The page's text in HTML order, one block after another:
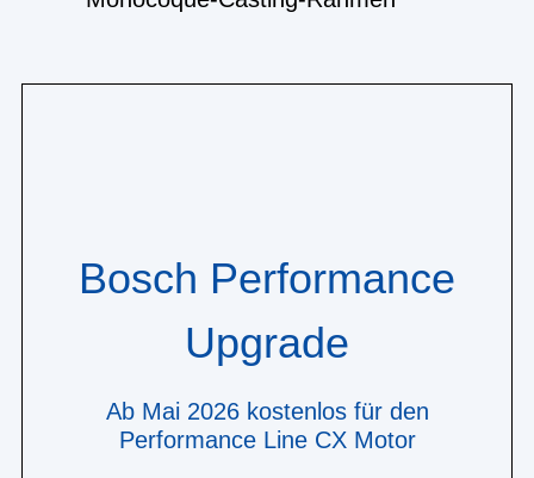
Bosch Performance
Upgrade
Ab Mai 2026 kostenlos für den
Performance Line CX Motor